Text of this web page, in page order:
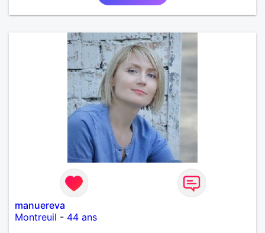
manuereva
Montreuil - 44 ans